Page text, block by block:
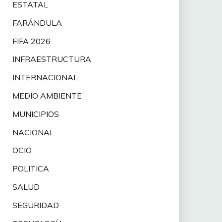
ESTATAL
FARÁNDULA
FIFA 2026
INFRAESTRUCTURA
INTERNACIONAL
MEDIO AMBIENTE
MUNICIPIOS
NACIONAL
OCIO
POLITICA
SALUD
SEGURIDAD